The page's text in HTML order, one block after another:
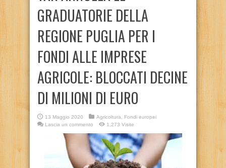
GRADUATORIE DELLA
REGIONE PUGLIA PER I
FONDI ALLE IMPRESE
AGRICOLE: BLOCCATI DECINE
DI MILIONI DI EURO
13 Maggio 2020 Agricoltura
Fondi europei
Lascia un commento
1,273 Visite